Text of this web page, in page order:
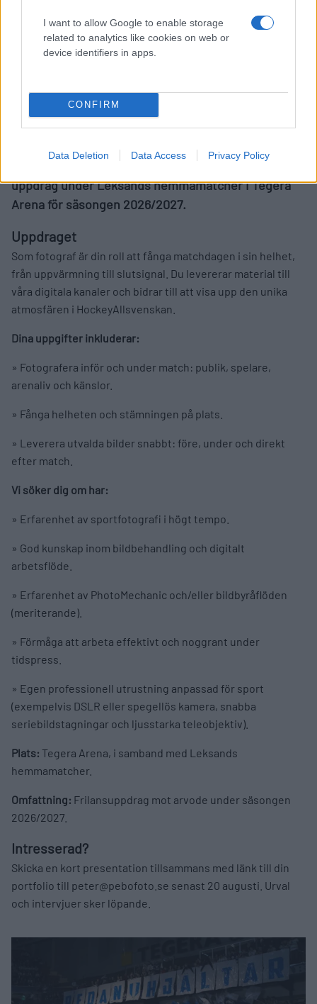
I want to allow Google to enable storage
related to analytics like cookies on web or
device identifiers in apps.
CONFIRM
Data Deletion Data Access Privacy Policy
HockeyAllsvenskan söker en arenafotograf för
uppdrag under Leksands hemmamatcher i Tegera
Arena för säsongen 2026/2027.
Uppdraget
Som fotograf är din roll att fånga matchdagen i sin helhet,
från uppvärmning till slutsignal. Du levererar material till
våra digitala kanaler och bidrar till att visa upp den unika
atmosfären i HockeyAllsvenskan.
Dina uppgifter inkluderar:
» Fotografera inför och under match: publik, spelare,
arenaliv och känslor.
» Fånga helheten och stämningen på plats.
» Leverera utvalda bilder snabbt: före, under och direkt
efter match.
Vi söker dig om har:
» Erfarenhet av sportfotografi i högt tempo.
» God kunskap inom bildbehandling och digitalt
arbetsflöde.
» Erfarenhet av PhotoMechanic och/eller bildbyråflöden
(meriterande).
» Förmåga att arbeta effektivt och noggrant under
tidspress.
» Egen professionell utrustning anpassad för sport
(exempelvis DSLR eller spegellös kamera, snabba
seriebildstagningar och ljusstarka teleobjektiv).
Plats: Tegera Arena, i samband med Leksands
hemmamatcher.
Omfattning: Frilansuppdrag mot arvode under säsongen
2026/2027.
Intresserad?
Skicka en kort presentation tillsammans med länk till din
portfolio till peter@pebofoto.se senast 20 augusti. Urval
och intervjuer sker löpande.